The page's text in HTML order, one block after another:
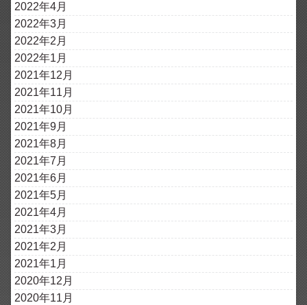
2022年4月
2022年3月
2022年2月
2022年1月
2021年12月
2021年11月
2021年10月
2021年9月
2021年8月
2021年7月
2021年6月
2021年5月
2021年4月
2021年3月
2021年2月
2021年1月
2020年12月
2020年11月